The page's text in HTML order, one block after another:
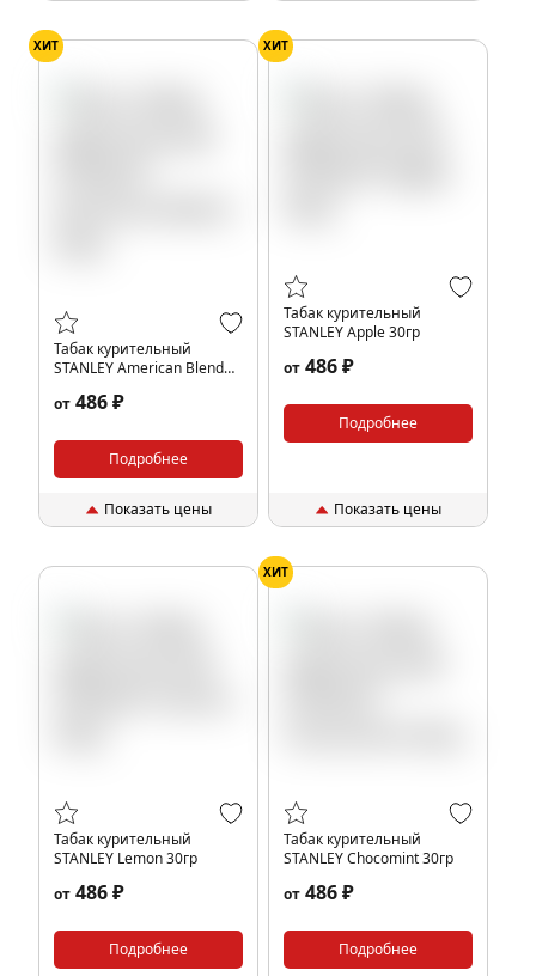
ХИТ
Табак курительный
STANLEY American Blend
от 486 ₽
Подробнее
Показать цены
ХИТ
Табак курительный
STANLEY Apple 30гр
от 486 ₽
Подробнее
Показать цены
Табак курительный
STANLEY Lemon 30гр
от 486 ₽
Подробнее
ХИТ
Табак курительный
STANLEY Chocomint 30гр
от 486 ₽
Подробнее